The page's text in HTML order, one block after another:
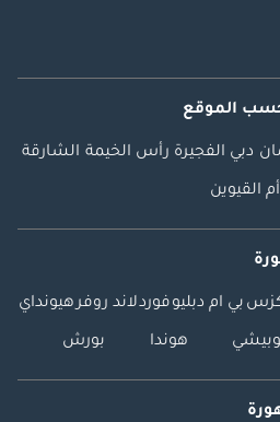
الموقع
دبي الفجيرة رأس الخيمة الشارقة
أم القيوين
بي ام دبليوفوردلاند روفرهيونداي
هوندا بورش